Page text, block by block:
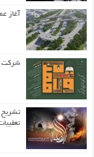
آغاز
شرکت
تشریح